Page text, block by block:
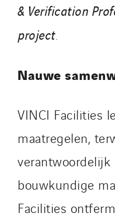
& Verification
project.
Nauwe
VINCI Facilities
maatregelen,
verantwoordelijk
bouwkundige
Facilities